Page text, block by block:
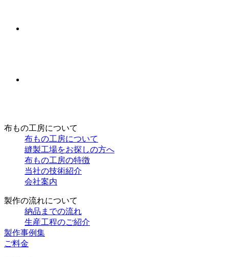
布もの工房について
布もの工房について
縫製工場をお探しの方へ
布もの工房の特徴
当社の技術紹介
会社案内
製作の流れについて
納品までの流れ
生産工程のご紹介
製作事例集
ご料金